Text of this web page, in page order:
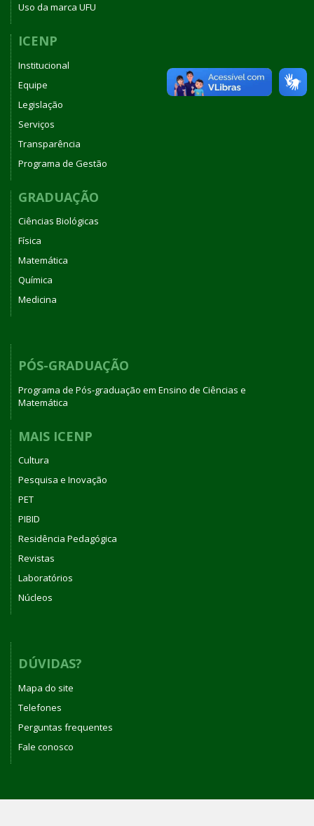
Uso da marca UFU
ICENP
Institucional
Equipe
Legislação
Serviços
Transparência
Programa de Gestão
GRADUAÇÃO
Ciências Biológicas
Física
Matemática
Química
Medicina
PÓS-GRADUAÇÃO
Programa de Pós-graduação em Ensino de Ciências e
Matemática
MAIS ICENP
Cultura
Pesquisa e Inovação
PET
PIBID
Residência Pedagógica
Revistas
Laboratórios
Núcleos
DÚVIDAS?
Mapa do site
Telefones
Perguntas frequentes
Fale conosco